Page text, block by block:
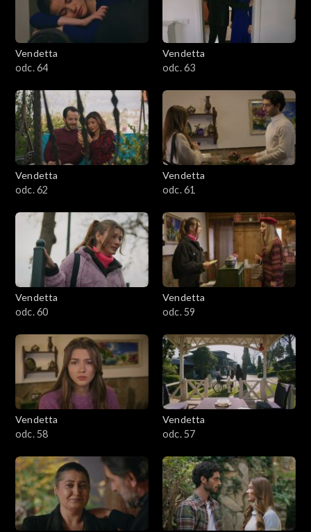
Vendetta
odc. 64
Vendetta
odc. 63
Vendetta
odc. 62
Vendetta
odc. 61
Vendetta
odc. 60
Vendetta
odc. 59
Vendetta
odc. 58
Vendetta
odc. 57